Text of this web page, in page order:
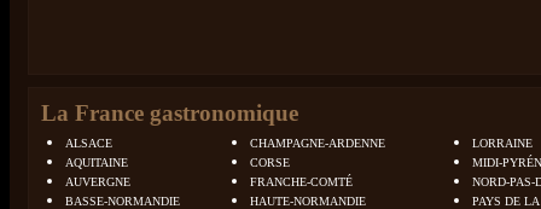
La France gastronomique
ALSACE
AQUITAINE
AUVERGNE
BASSE-NORMANDIE
CHAMPAGNE-ARDENNE
CORSE
FRANCHE-COMTÉ
HAUTE-NORMANDIE
LORRAINE
MIDI-
NORD-PAS-
PAYS DE